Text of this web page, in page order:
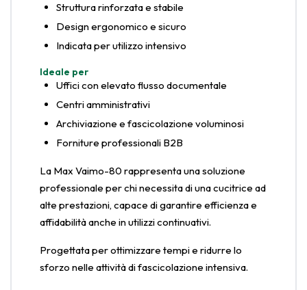
Struttura rinforzata e stabile
Design ergonomico e sicuro
Indicata per utilizzo intensivo
Ideale per
Uffici con elevato flusso documentale
Centri amministrativi
Archiviazione e fascicolazione voluminosi
Forniture professionali B2B
La Max Vaimo-80 rappresenta una soluzione
professionale per chi necessita di una cucitrice ad
alte prestazioni, capace di garantire efficienza e
affidabilità anche in utilizzi continuativi.
Progettata per ottimizzare tempi e ridurre lo
sforzo nelle attività di fascicolazione intensiva.